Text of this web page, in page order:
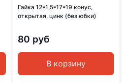
Гайка 12*1,5*17*19 конус,
открытая, цинк (без юбки)
80 руб
В корзину